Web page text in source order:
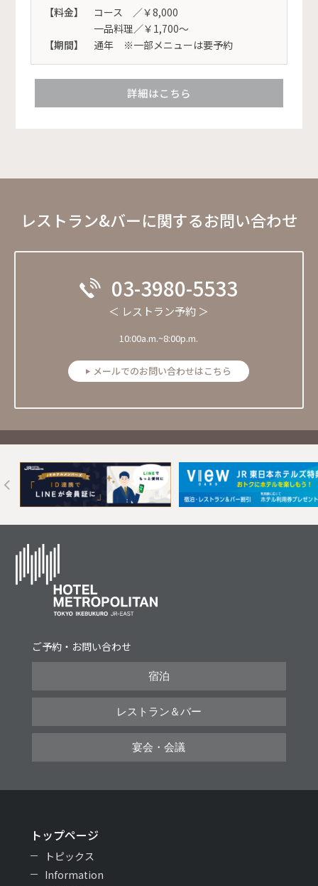
【料金】
コース ／￥8,000
一品料理／￥1,700～
【期間】
通年 ※一部メニューは要予約
詳細はこちら
レストラン&バーに関するお問い合わせ
03-3980-5533
＜ レストラン予約 ＞
10:00a.m.~8:00p.m.
メールでのお問い合わせはこちら
Next
ご予約・お問い合わせ
宿泊
レストラン＆バー
宴会・会議
トップページ
トピックス
Information